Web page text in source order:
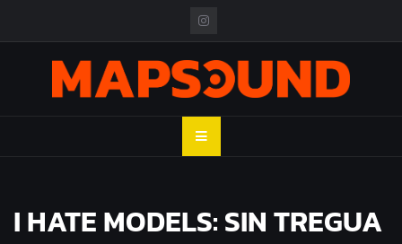
MAPSOUND
I HATE MODELS: SIN TREGUA